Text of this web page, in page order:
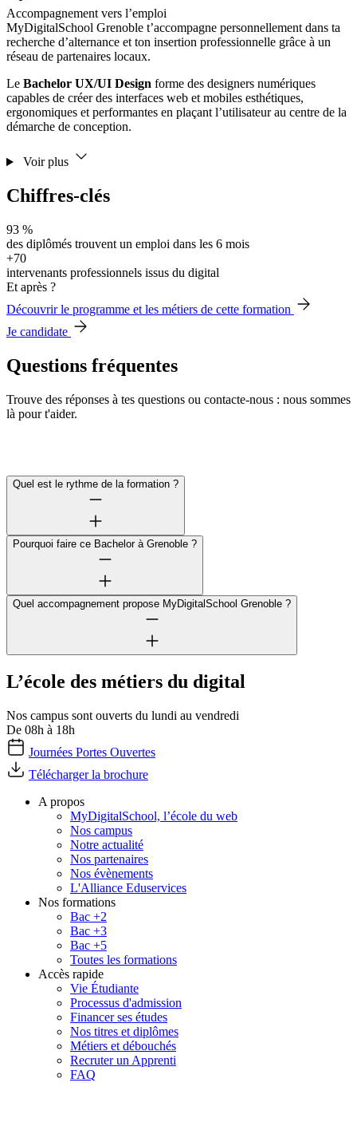
Accompagnement vers l’emploi
MyDigitalSchool Grenoble t’accompagne personnellement dans ta
recherche d’alternance et ton insertion professionnelle grâce à un
réseau de partenaires locaux.
Le Bachelor UX/UI Design forme des designers numériques
capables de créer des interfaces web et mobiles esthétiques,
ergonomiques et performantes en plaçant l’utilisateur au centre de la
démarche de conception.
Voir plus
Chiffres-clés
93 %
des diplômés trouvent un emploi dans les 6 mois
+70
intervenants professionnels issus du digital
Et après ?
Découvrir le programme et les métiers de cette formation
Je candidate
Questions fréquentes
Trouve des réponses à tes questions ou contacte-nous : nous sommes
là pour t'aider.
Quel est le rythme de la formation ?
Pourquoi faire ce Bachelor à Grenoble ?
Quel accompagnement propose MyDigitalSchool Grenoble ?
L’école des métiers du digital
Nos campus sont ouverts du lundi au vendredi
De 08h à 18h
Journées Portes Ouvertes
Télécharger la brochure
A propos
MyDigitalSchool, l’école du web
Nos campus
Notre actualité
Nos partenaires
Nos évènements
L'Alliance Eduservices
Nos formations
Bac +2
Bac +3
Bac +5
Toutes les formations
Accès rapide
Vie Étudiante
Processus d'admission
Financer ses études
Nos titres et diplômes
Métiers et débouchés
Recruter un Apprenti
FAQ